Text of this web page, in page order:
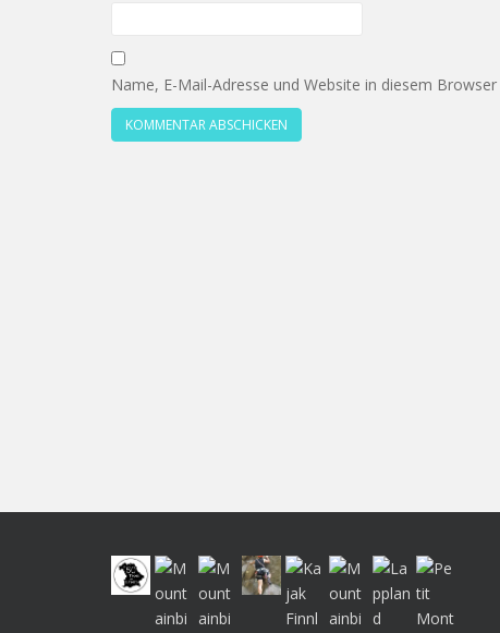
Name, E-Mail-Adresse und Website in diesem